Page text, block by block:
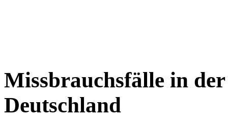
Missbrauchsfälle in
Deutschland